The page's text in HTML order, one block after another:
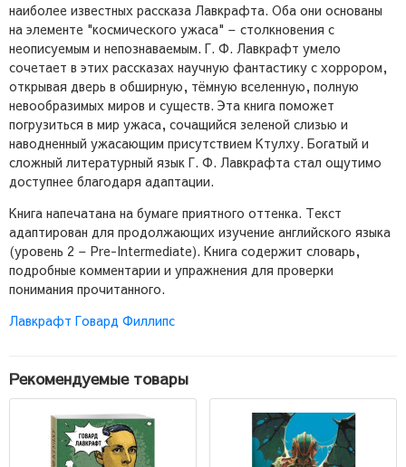
наиболее известных рассказа Лавкрафта. Оба они основаны
на элементе "космического ужаса" – столкновения с
неописуемым и непознаваемым. Г. Ф. Лавкрафт умело
сочетает в этих рассказах научную фантастику с хоррором,
открывая дверь в обширную, тёмную вселенную, полную
невообразимых миров и существ. Эта книга поможет
погрузиться в мир ужаса, сочащийся зеленой слизью и
наводненный ужасающим присутствием Ктулху. Богатый и
сложный литературный язык Г. Ф. Лавкрафта стал ощутимо
доступнее благодаря адаптации.
Книга напечатана на бумаге приятного оттенка. Текст
адаптирован для продолжающих изучение английского языка
(уровень 2 – Pre-Intermediate). Книга содержит словарь,
подробные комментарии и упражнения для проверки
понимания прочитанного.
Лавкрафт Говард Филлипс
Рекомендуемые товары